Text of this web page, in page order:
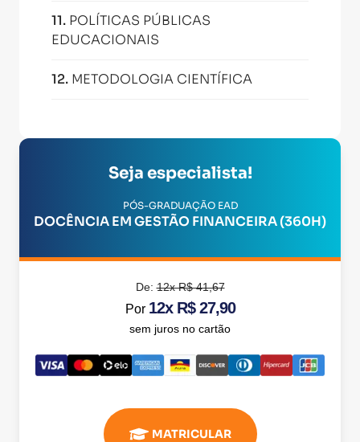
11. POLÍTICAS PÚBLICAS
EDUCACIONAIS
12. METODOLOGIA CIENTÍFICA
Seja especialista!
PÓS-GRADUAÇÃO EAD
DOCÊNCIA EM GESTÃO FINANCEIRA (360H)
De:12x R$ 41,67
Por 12x R$ 27,90
sem juros no cartão
MATRICULAR